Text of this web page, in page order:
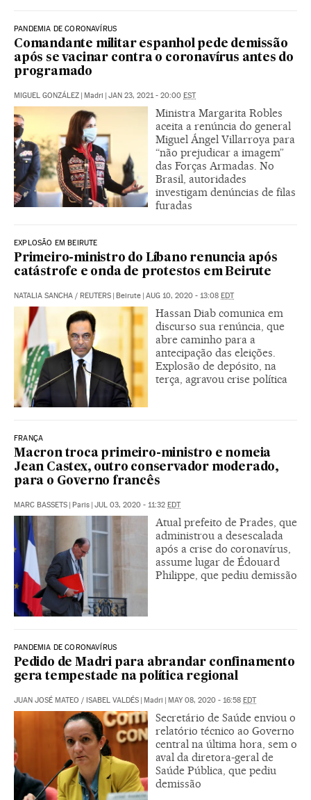
PANDEMIA DE CORONAVÍRUS
Comandante militar espanhol pede demissão
após se vacinar contra o coronavírus antes do
programado
MIGUEL GONZÁLEZ Madri JAN 23, 2021 - 20:00 EST
Ministra Margarita Robles
aceita a renúncia do general
Miguel Ángel Villarroya para
“não prejudicar a imagem”
das Forças Armadas. No
Brasil, autoridades
investigam denúncias de filas
furadas
EXPLOSÃO EM BEIRUTE
Primeiro-ministro do Líbano renuncia após
catástrofe e onda de protestos em Beirute
NATALIA SANCHA / REUTERS Beirute AUG 10, 2020 - 13:08 EDT
Hassan Diab comunica em
discurso sua renúncia, que
abre caminho para a
antecipação das eleições.
Explosão de depósito, na
terça, agravou crise política
FRANÇA
Macron troca primeiro-ministro e nomeia
Jean Castex, outro conservador moderado,
para o Governo francês
MARC BASSETS Paris JUL 03, 2020 - 11:32 EDT
Atual prefeito de Prades, que
administrou a desescalada
após a crise do coronavírus,
assume lugar de Édouard
Philippe, que pediu demissão
PANDEMIA DE CORONAVÍRUS
Pedido de Madri para abrandar confinamento
gera tempestade na política regional
JUAN JOSÉ MATEO / ISABEL VALDÉS | Madri | MAY 08, 2020 - 16:58 EDT
Secretário de Saúde enviou o
relatório técnico ao Governo
central na última hora, sem o
aval da diretora-geral de
Saúde Pública, que pediu
demissão